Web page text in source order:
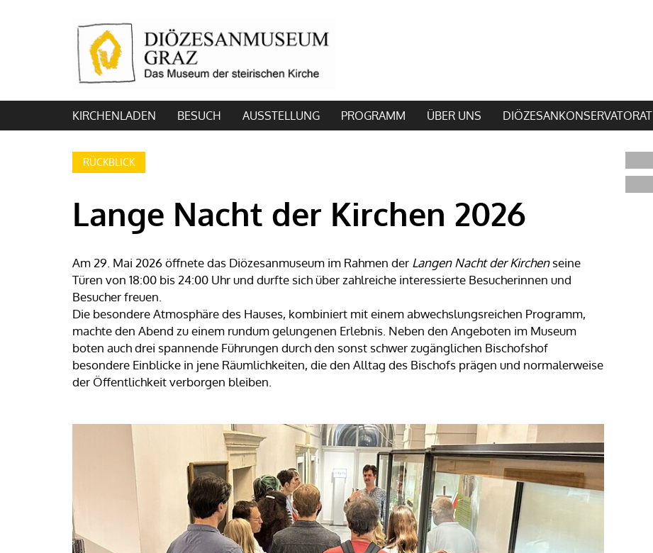
KIRCHENLADEN BESUCH AUSSTELLUNG PROGRAMM ÜBER UNS DIÖZESANKONSERVATORAT
RÜCKBLICK
Lange Nacht der Kirchen 2026
Am 29. Mai 2026 öffnete das Diözesanmuseum im Rahmen der Langen Nacht der Kirchenseine
Türen von 18:00 bis 24:00 Uhr und durfte sich über zahlreiche interessierte Besucherinnen und
Besucher freuen.
Die besondere Atmosphäre des Hauses, kombiniert mit einem abwechslungsreichen Programm,
machte den Abend zu einem rundum gelungenen Erlebnis. Neben den Angeboten im Museum
boten auch drei spannende Führungen durch den sonst schwer zugänglichen Bischofshof
besondere Einblicke in jene Räumlichkeiten, die den Alltag des Bischofs prägen und normalerweise
der Öffentlichkeit verborgen bleiben.